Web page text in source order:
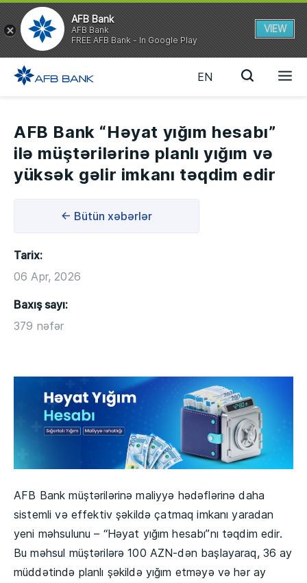
EN
AFB Bank “Həyat yığım hesabı”
ilə müştərilərinə planlı yığım və
yüksək gəlir imkanı təqdim edir
← Bütün xəbərlər
Tarix:
06 Apr, 2026
Baxış sayı:
379 nəfər
AFB Bank müştərilərinə maliyyə hədəflərinə daha
sistemli və effektiv şəkildə çatmaq imkanı yaradan
yeni məhsulunu – “Həyat yığım hesabı”nı təqdim edir.
Bu məhsul müştərilərə 100 AZN-dən başlayaraq, 36 ay
müddətində planlı şəkildə yığım etməyə və hər ay
AFB Bank
AFB Bank
FREE AFB Bank - In Google Play
VIEW